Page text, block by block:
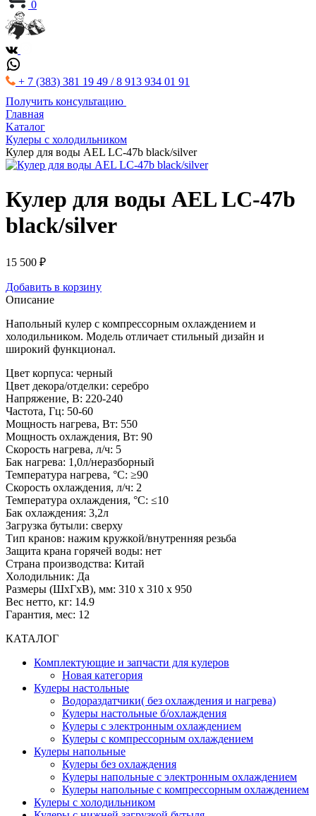
0
+ 7 (383) 381 19 49 / 8 913 934 01 91
Получить консультацию
Главная
Kаталог
Кулеры с холодильником
Кулер для воды AEL LC-47b black/silver
Кулер для воды AEL LC-47b
black/silver
15 500 ₽
Добавить в корзину
Описание
Напольный кулер с компрессорным охлаждением и
холодильником. Модель отличает стильный дизайн и
широкий функционал.
Цвет корпуса: черный
Цвет декора/отделки: серебро
Напряжение, В: 220-240
Частота, Гц: 50-60
Мощность нагрева, Вт: 550
Мощность охлаждения, Вт: 90
Скорость нагрева, л/ч: 5
Бак нагрева: 1,0л/неразборный
Температура нагрева, °С: ≥90
Скорость охлаждения, л/ч: 2
Температура охлаждения, °С: ≤10
Бак охлаждения: 3,2л
Загрузка бутыли: сверху
Тип кранов: нажим кружкой/внутренняя резьба
Защита крана горячей воды: нет
Страна производства: Китай
Холодильник: Да
Размеры (ШхГхВ), мм: 310 х 310 х 950
Вес нетто, кг: 14.9
Гарантия, мес: 12
КАТАЛОГ
Комплектующие и запчасти для кулеров
Новая категория
Кулеры настольные
Водораздатчики( без охлаждения и нагрева)
Кулеры настольные б/охлаждения
Кулеры с электронным охлаждением
Кулеры с компрессорным охлаждением
Кулеры напольные
Кулеры без охлаждения
Кулеры напольные с электронным охлаждением
Кулеры напольные с компрессорным охлаждением
Кулеры с холодильником